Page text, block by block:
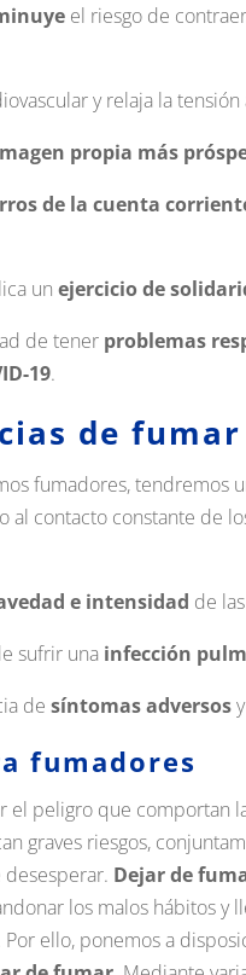
el riesgo de
y relaja la
propia más
de la cuenta
un ejercicio de
de tener problemas
19.
de
fumadores, tendremos
al contacto constante de
e intensidad de
sufrir una infección
desíntomas adversos
fumadores
el peligro que comportan
graves riesgos,
desesperar. Dejar de
los malos hábitos y
ello, ponemos a